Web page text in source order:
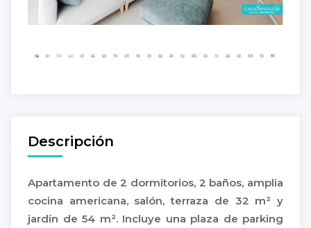
Descripción
Apartamento de 2 dormitorios, 2 baños, amplia
cocina americana, salón, terraza de 32 m² y
jardín de 54 m². Incluye una plaza de parking